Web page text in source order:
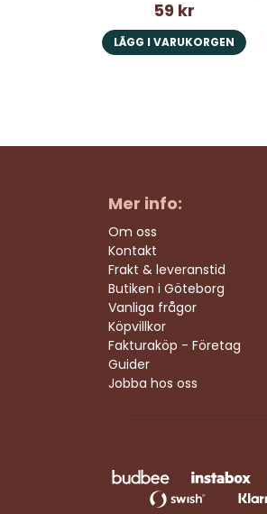
59 kr
LÄGG I VARUKORGEN
Mer info:
Om oss
Kontakt
Frakt & leveranstid
Butiken i Göteborg
Vanliga frågor
Köpvillkor
Fakturaköp - Företag
Guider
Jobba hos oss